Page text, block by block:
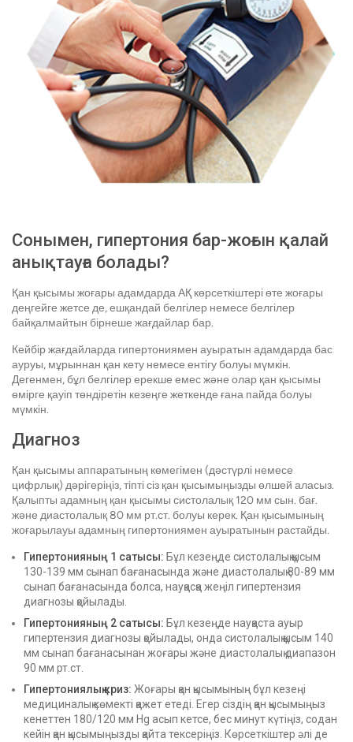
Сонымен, гипертония бар-жоғын қалай
анықтауға болады?
Қан қысымы жоғары адамдарда АҚ көрсеткіштері өте жоғары
деңгейге жетсе де, ешқандай белгілер немесе белгілер
байқалмайтын бірнеше жағдайлар бар.
Кейбір жағдайларда гипертониямен ауыратын адамдарда бас
ауруы, мұрыннан қан кету немесе ентігу болуы мүмкін.
Дегенмен, бұл белгілер ерекше емес және олар қан қысымы
өмірге қауіп төндіретін кезеңге жеткенде ғана пайда болуы
мүмкін.
Диагноз
Қан қысымы аппаратының көмегімен (дәстүрлі немесе
цифрлық) дәрігеріңіз, тіпті сіз қан қысымыңызды өлшей аласыз.
Қалыпты адамның қан қысымы систолалық 120 мм сын. бағ.
және диастолалық 80 мм рт.ст. болуы керек. Қан қысымының
жоғарылауы адамның гипертониямен ауыратынын растайды.
Гипертонияның 1 сатысы: Бұл кезеңде систолалық қысым
130-139 мм сынап бағанасында және диастолалық 80-89 мм
сынап бағанасында болса, науқасқа жеңіл гипертензия
диагнозы қойылады.
Гипертонияның 2 сатысы: Бұл кезеңде науқаста ауыр
гипертензия диагнозы қойылады, онда систолалық қысым 140
мм сынап бағанасынан жоғары және диастолалық диапазон
90 мм рт.ст.
Гипертониялық криз: Жоғары қан қысымының бұл кезеңі
медициналық көмекті қажет етеді. Егер сіздің қан қысымыңыз
кенеттен 180/120 мм Hg асып кетсе, бес минут күтіңіз, содан
кейін қан қысымыңызды қайта тексеріңіз. Көрсеткіштер әлі де